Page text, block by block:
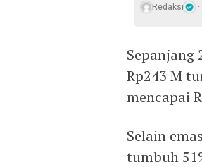
Redaksi
Sepanjang
Rp243 M
mencapai
Selain
tumbuh